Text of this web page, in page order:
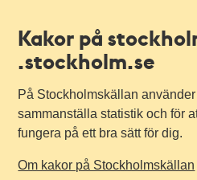
Kakor på
.stockholm.se
På Stockholmskällan
sammanställa statistik och för
fungera på ett bra sätt för dig.
Om kakor på Stockholmskällan